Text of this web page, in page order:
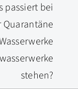
passiert bei
Quarantäne
stehen?